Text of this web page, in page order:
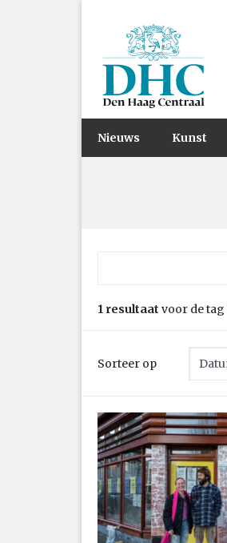
Nieuws Kunst
1 resultaat voor de tag
Sorteer op